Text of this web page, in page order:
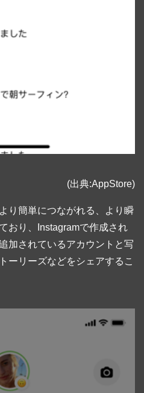
(出典:AppStore)
り簡単につながれる、より瞬
おり、Instagramで作成され
加されているアカウントと写
ーリーズなどをシェアするこ